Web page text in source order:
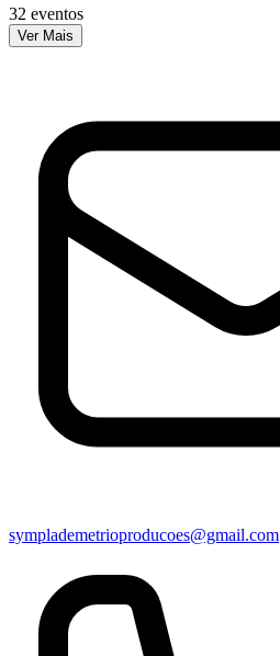
32 eventos
Ver Mais
symplademetrioproducoes@gmail.com